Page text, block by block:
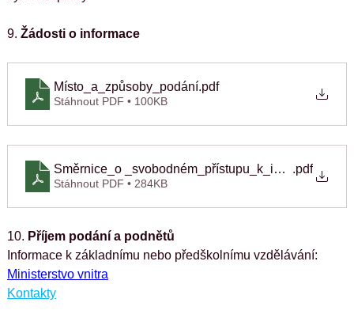
9. Žádosti o informace
Místo_a_způsoby_podání.pdf
Stáhnout PDF • 100KB
Směrnice_o _svobodném_přístupu_k_informacím
.pdf
Stáhnout PDF • 284KB
10. Příjem podání a podnětů
Informace k základnímu nebo předškolnímu vzdělávání:
Ministerstvo vnitra
Kontakty